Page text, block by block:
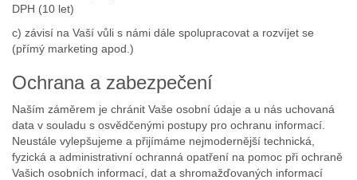
DPH (10 let)
c) závisí na Vaší vůli s námi dále spolupracovat a rozvíjet se
(přímý marketing apod.)
Ochrana a zabezpečení
Naším záměrem je chránit Vaše osobní údaje a u nás uchovaná
data v souladu s osvědčenými postupy pro ochranu informací.
Neustále vylepšujeme a přijímáme nejmodernější technická,
fyzická a administrativní ochranná opatření na pomoc při ochraně
Vašich osobních informací, dat a shromažďovaných informací